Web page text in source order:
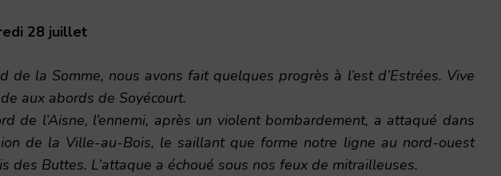
28 juillet
de la Somme, nous avons fait quelques progrès à l’est d’Estrées. Vive
aux abords de Soyécourt.
de l’Aisne, l’ennemi, après un violent bombardement, a attaqué dans
de la Ville-au-Bois, le saillant que forme notre ligne au nord-ouest
des Buttes. L’attaque a échoué sous nos feux de mitrailleuses.